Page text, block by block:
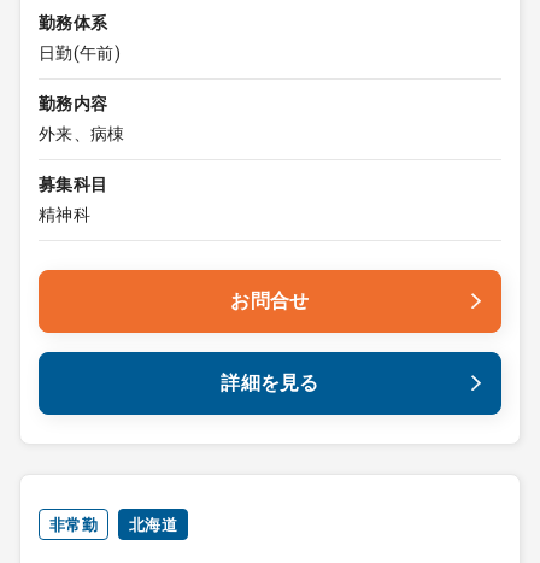
勤務体系
日勤(午前)
勤務内容
外来、病棟
募集科目
精神科
お問合せ
詳細を見る
非常勤 北海道